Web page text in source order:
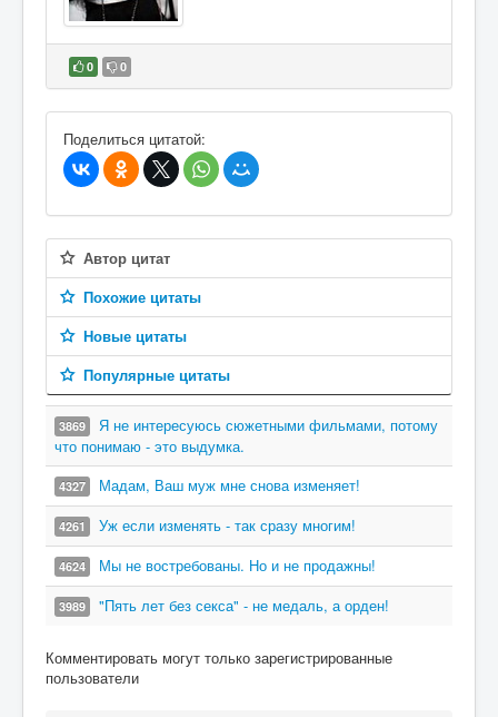
0 0
В избранное
Поделиться цитатой:
Автор цитат
Похожие цитаты
Новые цитаты
Популярные цитаты
3869
Я не интересуюсь сюжетными фильмами, потому
что понимаю - это выдумка.
4327 Мадам, Ваш муж мне снова изменяет!
4261 Уж если изменять - так сразу многим!
4624 Мы не востребованы. Но и не продажны!
3989 "Пять лет без секса" - не медаль, а орден!
Комментировать могут только зарегистрированные
пользователи